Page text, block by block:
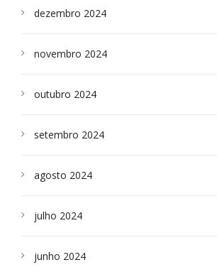
dezembro 2024
novembro 2024
outubro 2024
setembro 2024
agosto 2024
julho 2024
junho 2024